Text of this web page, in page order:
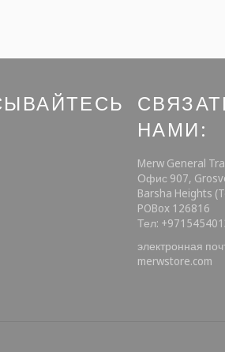
НАМИ:
Merw General
Офис 907,
Barsha Heights
POBox 126816
Тел:
электронная
merwstore.com